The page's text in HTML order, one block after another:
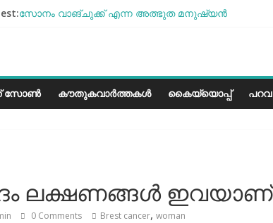
സോനം വാങ്ചുക്ക് എന്ന അത്ഭുത മനുഷ്യന്‍
ചില്ലുഭരണിയിലെ പാരീസ് മിഠായികള്‍
സോൺ കൗതുകവാർത്തകൾ കൈയ്യൊപ്പ് പറവ
ലക്ഷണങ്ങള്‍ ഇവയാണ്
0 Comments Brest cancer, woman